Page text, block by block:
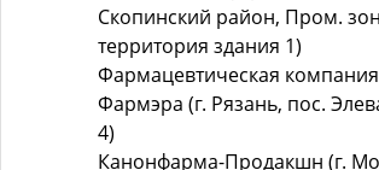
Скопинский район, Пром.
территория здания 1)
Фармацевтическая компания
Фармэра (г. Рязань, пос.
4)
Канонфарма-Продакшн (г.